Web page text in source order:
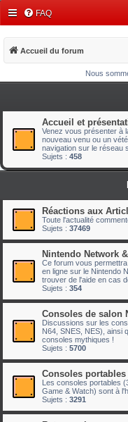
FAQ
Accueil du forum
Nous
Accueil et
Venez vous présenter à
nouveau venu ou un
navigation sur le réseau
Sujets : 458
Réactions aux
Toute l'actualité
Sujets : 37469
Nintendo Network
Ce forum vous
en ligne sur le Nintendo
trouver de l'aide en cas
Sujets : 354
Consoles de salon
Discussions sur les
N64, SNES, NES), ainsi
consoles mythiques !
Sujets : 5700
Consoles
Les consoles portables
Game & Watch) sont à
Sujets : 3291